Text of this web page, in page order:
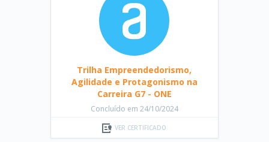
Trilha Empreendedorismo,
Agilidade e Protagonismo na
Carreira G7 - ONE
Concluído em 24/10/2024
VER CERTIFICADO